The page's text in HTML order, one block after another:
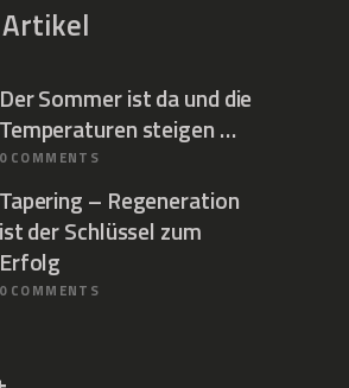
Der Sommer ist da und die
Temperaturen steigen …
0 COMMENTS
Tapering – Regeneration
ist der Schlüssel zum
Erfolg
0 COMMENTS